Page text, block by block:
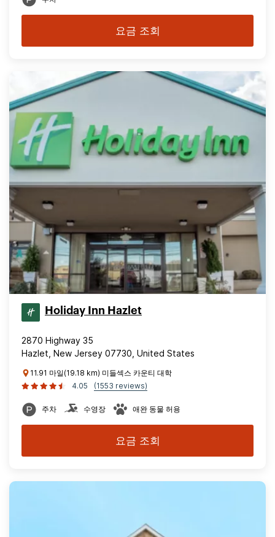
요금 조회
Holiday Inn Hazlet
2870 Highway 35
Hazlet, New Jersey 07730, United States
11.91 마일(19.18 km) 미들섹스 카운티 대학
4.05
(1553 reviews)
주차 수영장 애완 동물 허용
요금 조회